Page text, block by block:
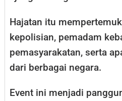
Hajatan itu
kepolisian, pemadam
pemasyarakatan, serta
dari berbagai negara.
Event ini menjadi